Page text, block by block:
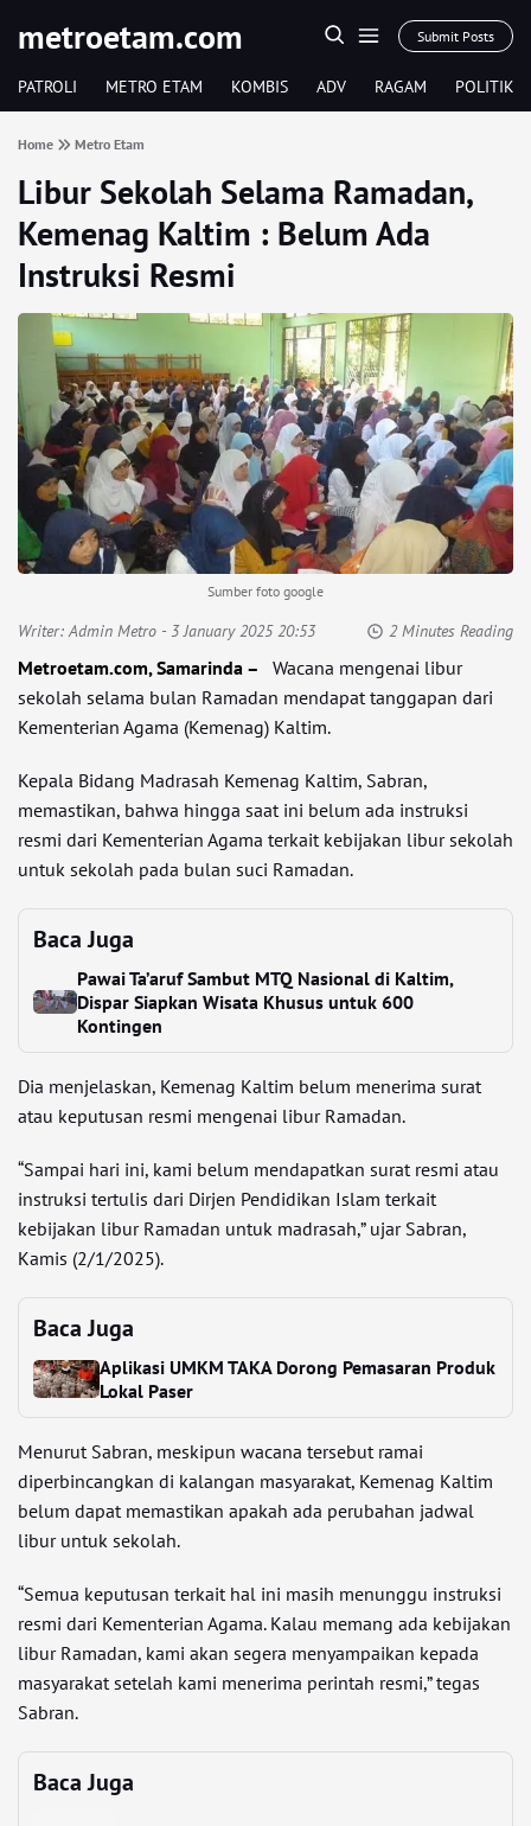
metroetam.com Submit Posts
PATROLI METRO ETAM KOMBIS ADV RAGAM POLITIK
Home Metro Etam
Libur Sekolah Selama Ramadan,
Kemenag Kaltim : Belum Ada
Instruksi Resmi
Sumber foto google
Writer:Admin Metro - 3 January 2025 20:53 2 Minutes Reading
Metroetam.com, Samarinda –
Wacana mengenai libur
sekolah selama bulan Ramadan mendapat tanggapan dari
Kementerian Agama (Kemenag) Kaltim.
Kepala Bidang Madrasah Kemenag Kaltim, Sabran,
memastikan, bahwa hingga saat ini belum ada instruksi
resmi dari Kementerian Agama terkait kebijakan libur sekolah
untuk sekolah pada bulan suci Ramadan.
Baca Juga
Pawai Ta’aruf Sambut MTQ Nasional di Kaltim,
Dispar Siapkan Wisata Khusus untuk 600
Kontingen
Dia menjelaskan, Kemenag Kaltim belum menerima surat
atau keputusan resmi mengenai libur Ramadan.
“Sampai hari ini, kami belum mendapatkan surat resmi atau
instruksi tertulis dari Dirjen Pendidikan Islam terkait
kebijakan libur Ramadan untuk madrasah,” ujar Sabran,
Kamis (2/1/2025).
Baca Juga
Aplikasi UMKM TAKA Dorong Pemasaran Produk
Lokal Paser
Menurut Sabran, meskipun wacana tersebut ramai
diperbincangkan di kalangan masyarakat, Kemenag Kaltim
belum dapat memastikan apakah ada perubahan jadwal
libur untuk sekolah.
“Semua keputusan terkait hal ini masih menunggu instruksi
resmi dari Kementerian Agama. Kalau memang ada kebijakan
libur Ramadan, kami akan segera menyampaikan kepada
masyarakat setelah kami menerima perintah resmi,” tegas
Sabran.
Baca Juga